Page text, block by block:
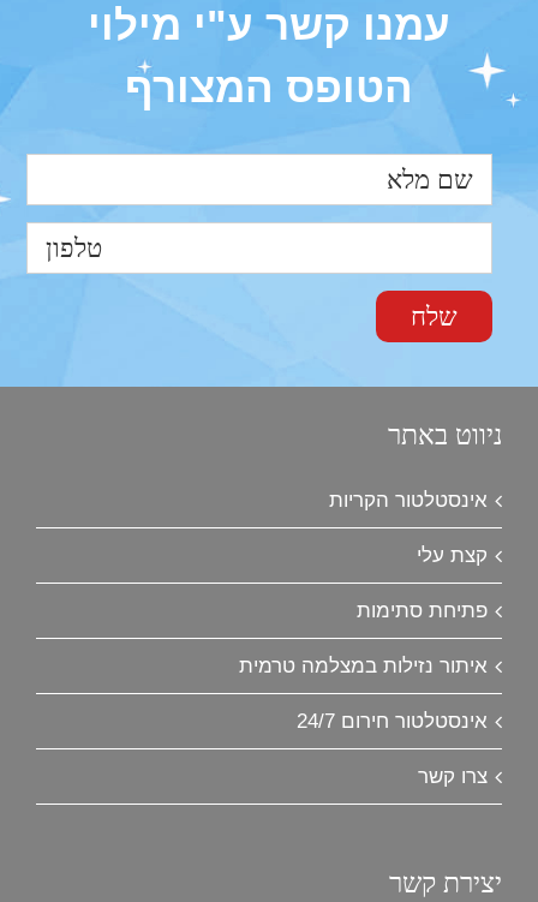
עמנו קשר ע"י מילוי
הטופס המצורף
ניווט באתר
אינסטלטור הקריות
קצת עלי
פתיחת סתימות
איתור נזילות במצלמה טרמית
אינסטלטור חירום 24/7
צרו קשר
יצירת קשר